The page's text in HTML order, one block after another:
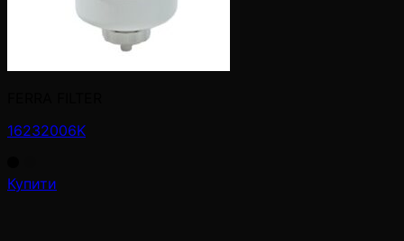
16232006K
Купити